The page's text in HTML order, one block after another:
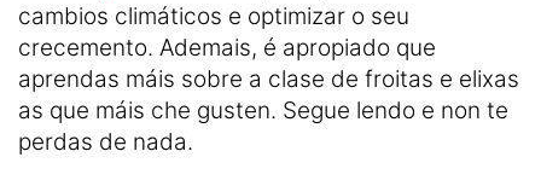
cambios climáticos e optimizar o seu
crecemento. Ademais, é apropiado que
aprendas máis sobre a clase de froitas e elixas
as que máis che gusten. Segue lendo e non te
perdas de nada.